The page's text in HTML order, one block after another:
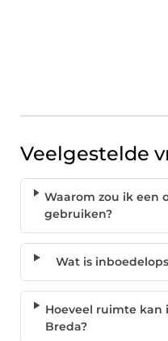
Veelgestelde
Waarom zou ik een
gebruiken?
Wat is
Hoeveel ruimte kan
Breda?